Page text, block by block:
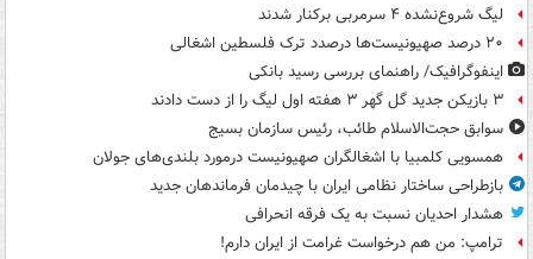
لیگ شروع‌نشده ۴ سرمربی برکنار شدند
۲۰ درصد صهیونیست‌ها درصدد ترک فلسطین اشغالی
اینفوگرافیک/ راهنمای بررسی رسید بانکی
۳ بازیکن جدید گل گهر ۳ هفته اول لیگ را از دست دادند
سوابق حجت‌الاسلام طائب، رئیس سازمان بسیج
همسویی کلمبیا با اشغالگران صهیونیست درمورد بلندی‌های جولان
بازطراحی ساختار نظامی ایران با چیدمان فرماندهان جدید
هشدار احدیان نسبت به یک فرقه انحرافی
ترامپ: من هم درخواست غرامت از ایران دارم!